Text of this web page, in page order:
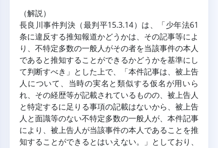
（解説）
長良川事件判決（最判平15.3.14）は、「少年法61
条に違反する推知報道かどうかは、その記事等によ
り、不特定多数の一般人がその者を当該事件の本人
であると推知することができるかどうかを基準にし
て判断すべき」とした上で、「本件記事は、被上告
人について、当時の実名と類似する仮名が用いら
れ、その経歴等が記載されているものの、被上告人
と特定するに足りる事項の記載はないから、被上告
人と面識等のない不特定多数の一般人が、本件記事
により、被上告人が当該事件の本人であることを推
知することができるとはいえない。」としており、